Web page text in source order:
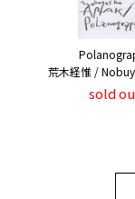
荒木経惟 /
sold